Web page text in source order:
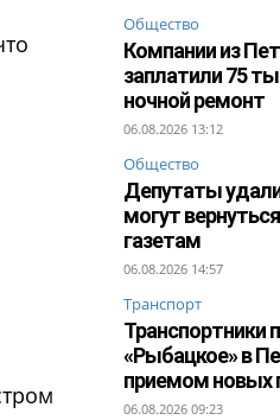
Общество
Компании из
заплатили 75
ночной ремонт
06.08.2026 13:12
Общество
Депутаты
могут
газетам
06.08.2026 14:57
Транспорт
Транспортники
«Рыбацкое» в
приемом новых
06.08.2026 09:23